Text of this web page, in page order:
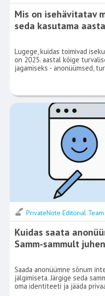
Mis on isehävitatav
seda kasutama
Lugege, kuidas toimivad
on 2025. aastal kõige
jagamiseks - anonüümsed,
PrivateNote Editorial Team
Kuidas saata
Samm-sammult
Saada anonüümne sõnum
jälgimiseta. Järgige seda
oma identiteeti ja jääda